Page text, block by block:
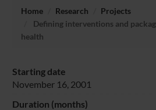
Home Research
Projects
Defining interventions and
health
Starting date
November 16, 2001
Duration (months)